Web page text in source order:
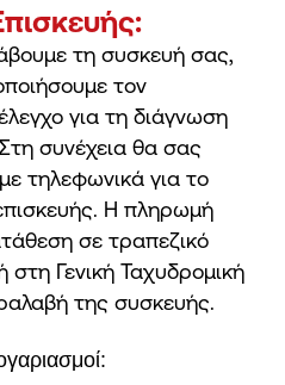
τη συσκευή σας,
τον
για τη διάγνωση
συνέχεια θα σας
τηλεφωνικά για το
Η πληρωμή
σε τραπεζικό
στη Γενική Ταχυδρομική
της συσκευής.